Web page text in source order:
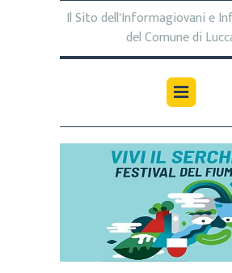
Il Sito dell'Informagiovani e
del Comune di